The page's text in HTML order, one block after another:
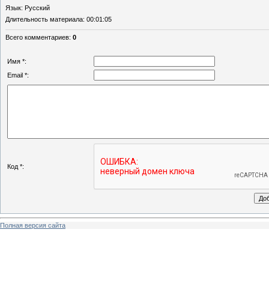
Язык: Русский
Длительность материала: 00:01:05
Всего комментариев: 0
Имя *:
Email *:
Код *:
Полная версия сайта